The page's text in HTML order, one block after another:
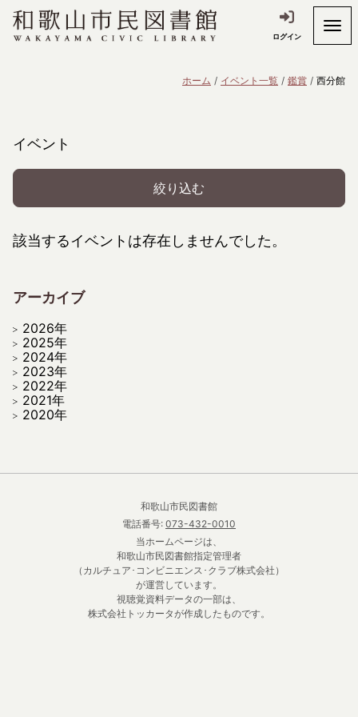
ログイン
ホーム イベント一覧 鑑賞 西分館
イベント
絞り込む
該当するイベントは存在しませんでした。
アーカイブ
2026年
2025年
2024年
2023年
2022年
2021年
2020年
和歌山市民図書館
電話番号: 073-432-0010
当ホームページは、
和歌山市民図書館指定管理者
（カルチュア･コンビニエンス･クラブ株式会社）
が運営しています。
視聴覚資料データの一部は、
株式会社トッカータが作成したものです。